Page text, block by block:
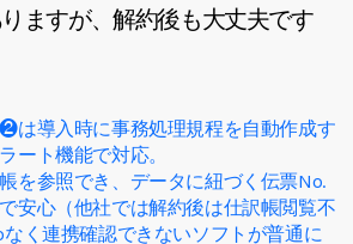
ますが、解約後も大丈夫です
導入時に事務処理規程を自動作成す
ート機能で対応。
を参照でき、データに紐づく伝票No.
安心（他社では解約後は仕訳帳閲覧不
く連携確認できないソフトが普通に